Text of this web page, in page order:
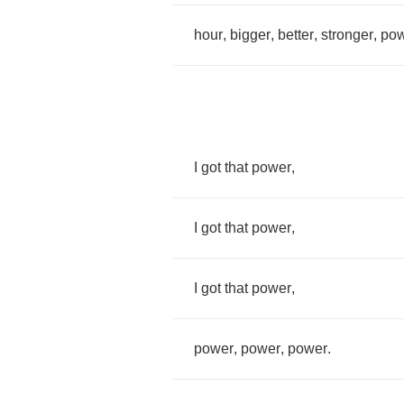
hour, bigger, better, stronger,
got that power,
got that power,
got that power,
power, power, power.